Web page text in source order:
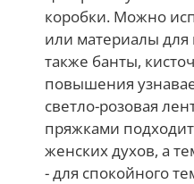
коробки. Можно
или материалы для
также банты,
повышения
светло-розовая
пряжками
женских духов, а
- для спокойного